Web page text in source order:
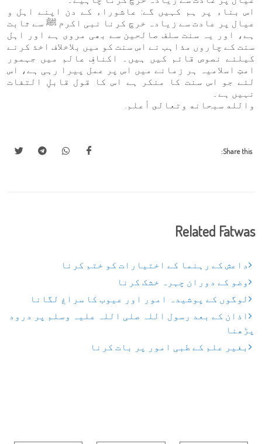
اس بناء پر ہم کہیں گے: عاشوراء کے دن اپنے اہل و
عیال پر عادت سے زیادہ خرچ کرنا نبی اکرم ﷺ سے ثابت
ہے، اور یہ سنت سلف صالحین سے بھی مروی ہے اور اہل
سنت کے چاروں مذاہب نے اس سنت کو میں بلاخلاف اخذ کرنے
کیلئے نصوص قائم کیں ہیں۔ اکنافِ عالم میں جہمور
امتِ اسلامیہ ہر زمانے میں اس پر عمل پیرا رہی ہے، اس
لئے جو اس سنت کا منکر ہے اس کا قول قابلِ التفات
نہیں ہے۔
والله سبحانه وتعالى أعلم.
Share this:
Related Fatwas
داعش کے رہنما کے اختیارات کو ختم کرنا
وضو کے دوران چہرہ خشک کرنا
لوگوں کے پوشیدہ امور اور عیوب کا سراغ لگانا
اذان کے بعد رسول اللہ صلی اللہ علیہ وسلم پر درود
پڑھنا
بغیر علم کے طبی امور پر بات کرنا